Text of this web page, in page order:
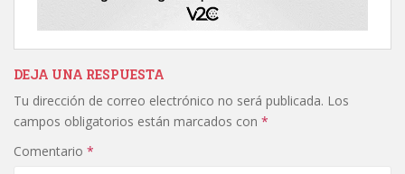
DEJA UNA RESPUESTA
Tu dirección de correo electrónico no será publicada. Los
campos obligatorios están marcados con *
Comentario *